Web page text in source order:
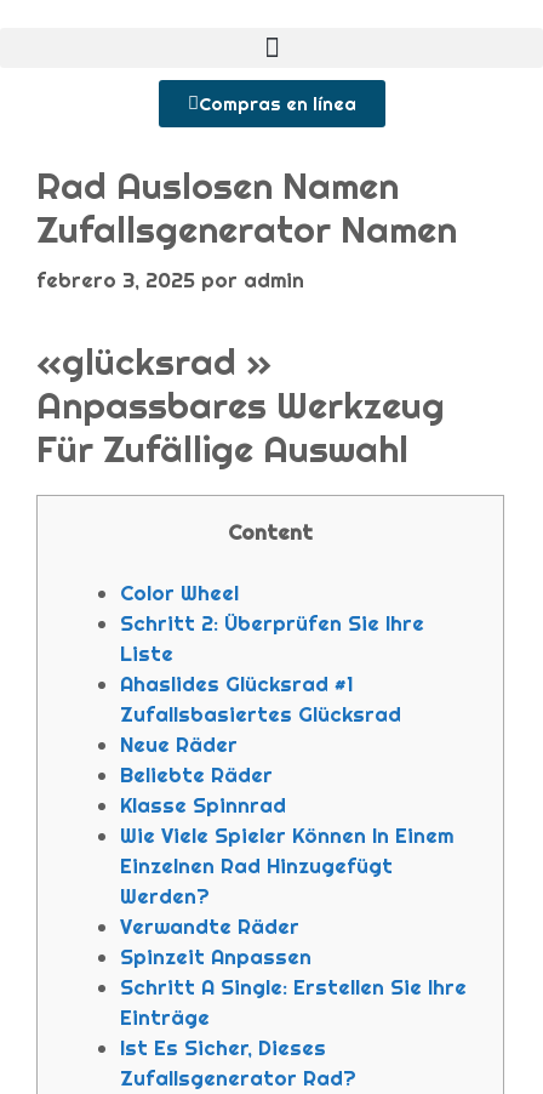
Compras en línea
Rad Auslosen Namen
Zufallsgenerator Namen
febrero 3, 2025 por admin
«glücksrad »
Anpassbares Werkzeug
Für Zufällige Auswahl
Content
Color Wheel
Schritt 2: Überprüfen Sie Ihre
Liste
Ahaslides Glücksrad #1
Zufallsbasiertes Glücksrad
Neue Räder
Beliebte Räder
Klasse Spinnrad
Wie Viele Spieler Können In Einem
Einzelnen Rad Hinzugefügt
Werden?
Verwandte Räder
Spinzeit Anpassen
Schritt A Single: Erstellen Sie Ihre
Einträge
Ist Es Sicher, Dieses
Zufallsgenerator Rad?